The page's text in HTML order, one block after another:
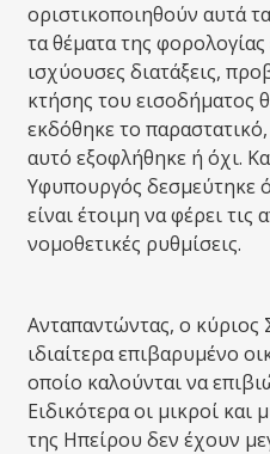
οριστικοποιηθούν αυτά
τα θέματα της
ισχύουσες διατάξεις,
κτήσης του εισοδήματος
εκδόθηκε το
αυτό εξοφλήθηκε ή όχι.
Υφυπουργός δεσμεύτηκε
είναι έτοιμη να φέρει τις
νομοθετικές ρυθμίσεις.
Ανταπαντώντας, ο κύριος
ιδιαίτερα επιβαρυμένο
οποίο καλούνται να
Ειδικότερα οι μικροί και
της Ηπείρου δεν έχουν